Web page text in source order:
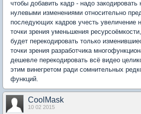
чтобы добавить кадр - надо закодировать
нулевыми изменениями относительно
последующих кадров учесть увеличение
точки зрения уменьшения
будет перекодировать только
точки зрения разработчика
дешевле перекодировать всё видео
этим винегретом ради сомнительных
функций.
CoolMask
10 02 2015